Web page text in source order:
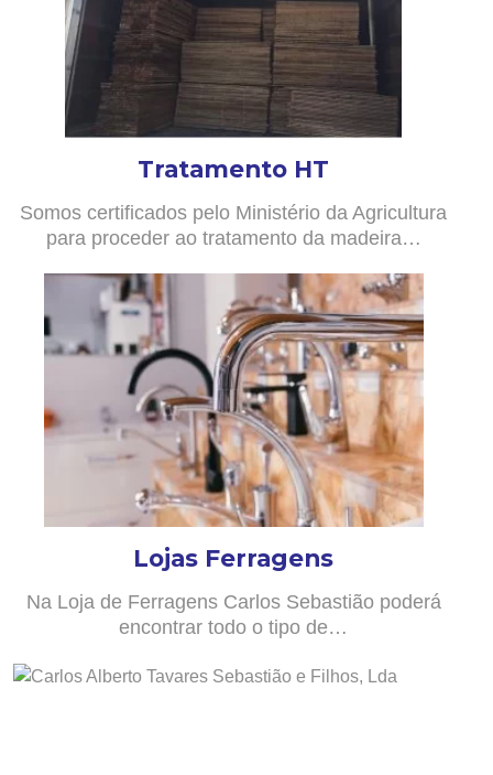
Tratamento HT
Somos certificados pelo Ministério da Agricultura
para proceder ao tratamento da madeira…
Lojas Ferragens
Na Loja de Ferragens Carlos Sebastião poderá
encontrar todo o tipo de…